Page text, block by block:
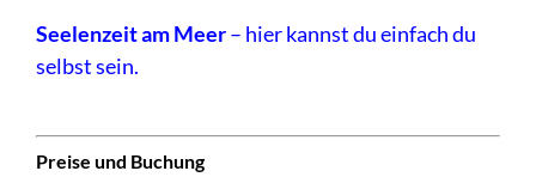
Seelenzeit am Meer– hier kannst du einfach du
selbst sein.
Preise und Buchung